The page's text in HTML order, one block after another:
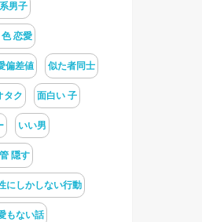
男子
恋愛
偏差値 似た者同士
タク 面白い 子
いい男
隠す
にしかしない行動
もない話